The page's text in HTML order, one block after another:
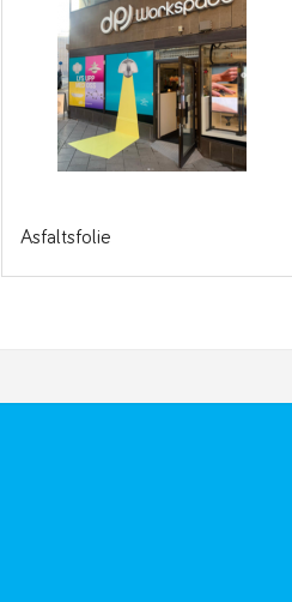
Asfaltsfolie